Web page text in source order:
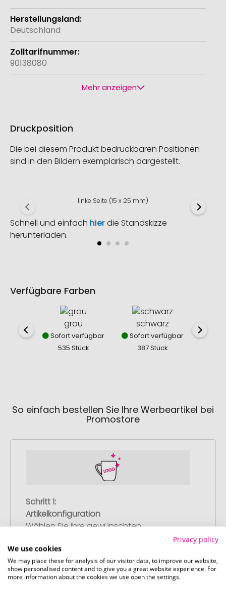
Deutschland
90138080
Mehr anzeigen
Druckposition
Die bei diesem Produkt bedruckbaren Positionen
sind in den Bildern exemplarisch dargestellt.
linke Seite (15 x 25 mm)
Schnell und einfach hierdie Standskizze
herunterladen.
Verfügbare Farben
grau
Sofort verfügbar
535 Stück
schwarz
Sofort verfügbar
387 Stück
So einfach bestellen Sie Ihre Werbeartikel bei
Promostore
Schritt 1:
Artikelkonfiguration
Wählen Sie Ihre gewünschten
Werbeartikel aus und passen Sie diese
nach Ihren Vorstellungen an.
Anschließend legen Sie die konfigurierten
Artikel in Ihren Warenkorb.
Privacy policy
We use cookies
We may place these for analysis of our visitor data, to improve our website,
show personalised content and to give you a great website experience. For
more information about the cookies we use open the settings.